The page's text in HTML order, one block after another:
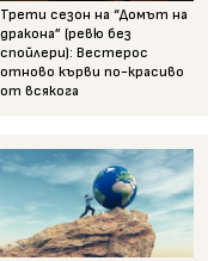
Трети сезон на “Домът на
дракона” (ревю без
спойлери): Вестерос
отново кърви по-красиво
от всякога